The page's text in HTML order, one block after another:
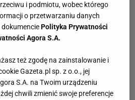
którą udawało jej się
I regularnym treningom pod
W ostatnich latach gwiazda
iż piosenkarka utyła tak
marihuany, po której ma
i podmiotu, wobec którego
o przetwarzaniu danych
Polityka Prywatności
Agora S.A.
też zgodę na zainstalowanie i
Gazeta.pl sp. z o.o., jej
S.A. na Twoim urządzeniu
chwili zmienić swoje preferencje